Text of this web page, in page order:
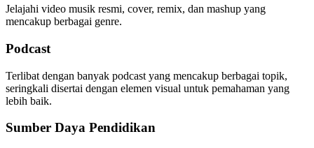
Jelajahi video musik resmi, cover, remix, dan mashup yang
mencakup berbagai genre.
Podcast
Terlibat dengan banyak podcast yang mencakup berbagai topik,
seringkali disertai dengan elemen visual untuk pemahaman yang
lebih baik.
Sumber Daya Pendidikan